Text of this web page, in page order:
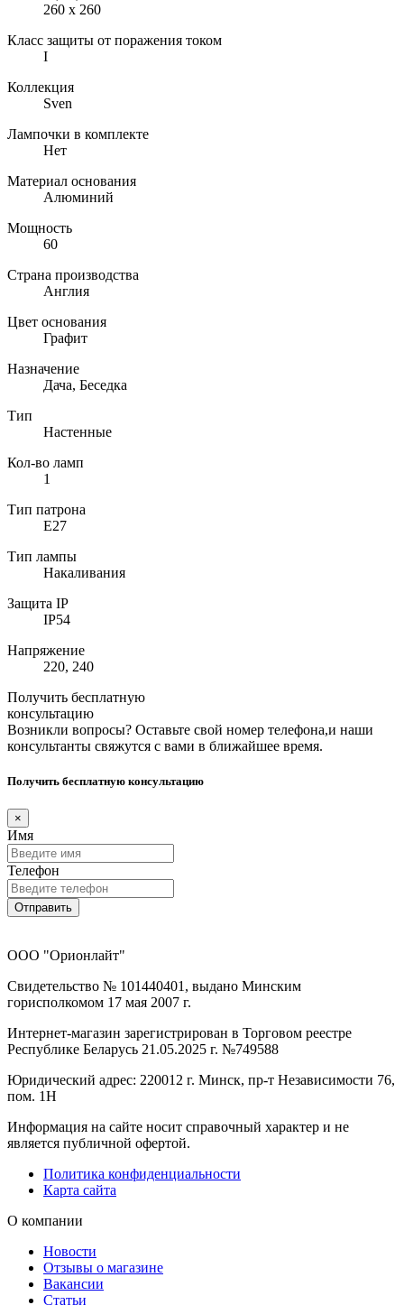
260 х 260
Класс защиты от поражения током
I
Коллекция
Sven
Лампочки в комплекте
Нет
Материал основания
Алюминий
Мощность
60
Страна производства
Англия
Цвет основания
Графит
Назначение
Дача, Беседка
Тип
Настенные
Кол-во ламп
1
Тип патрона
E27
Тип лампы
Накаливания
Защита IP
IP54
Напряжение
220, 240
Получить бесплатную
консультацию
Возникли вопросы? Оставьте свой номер телефона,и наши
консультанты свяжутся с вами в ближайшее время.
Получить бесплатную консультацию
×
Имя
Телефон
Отправить
ООО "Орионлайт"
Свидетельство № 101440401, выдано Минским
горисполкомом 17 мая 2007 г.
Интернет-магазин зарегистрирован в Торговом реестре
Республике Беларусь 21.05.2025 г. №749588
Юридический адрес: 220012 г. Минск, пр-т Независимости 76,
пом. 1Н
Информация на сайте носит справочный характер и не
является публичной офертой.
Политика конфиденциальности
Карта сайта
О компании
Новости
Отзывы о магазине
Вакансии
Статьи